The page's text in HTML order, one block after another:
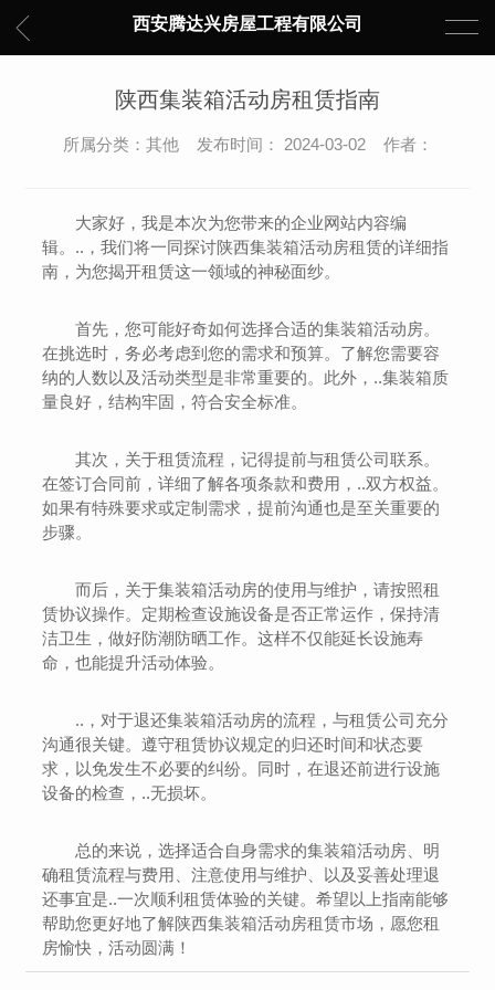
西安腾达兴房屋工程有限公司
陕西集装箱活动房租赁指南
所属分类：其他 发布时间： 2024-03-02 作者：
大家好，我是本次为您带来的企业网站内容编
辑。..，我们将一同探讨陕西集装箱活动房租赁的详细指
南，为您揭开租赁这一领域的神秘面纱。
首先，您可能好奇如何选择合适的集装箱活动房。
在挑选时，务必考虑到您的需求和预算。了解您需要容
纳的人数以及活动类型是非常重要的。此外，..集装箱质
量良好，结构牢固，符合安全标准。
其次，关于租赁流程，记得提前与租赁公司联系。
在签订合同前，详细了解各项条款和费用，..双方权益。
如果有特殊要求或定制需求，提前沟通也是至关重要的
步骤。
而后，关于集装箱活动房的使用与维护，请按照租
赁协议操作。定期检查设施设备是否正常运作，保持清
洁卫生，做好防潮防晒工作。这样不仅能延长设施寿
命，也能提升活动体验。
..，对于退还集装箱活动房的流程，与租赁公司充分
沟通很关键。遵守租赁协议规定的归还时间和状态要
求，以免发生不必要的纠纷。同时，在退还前进行设施
设备的检查，..无损坏。
总的来说，选择适合自身需求的集装箱活动房、明
确租赁流程与费用、注意使用与维护、以及妥善处理退
还事宜是..一次顺利租赁体验的关键。希望以上指南能够
帮助您更好地了解陕西集装箱活动房租赁市场，愿您租
房愉快，活动圆满！